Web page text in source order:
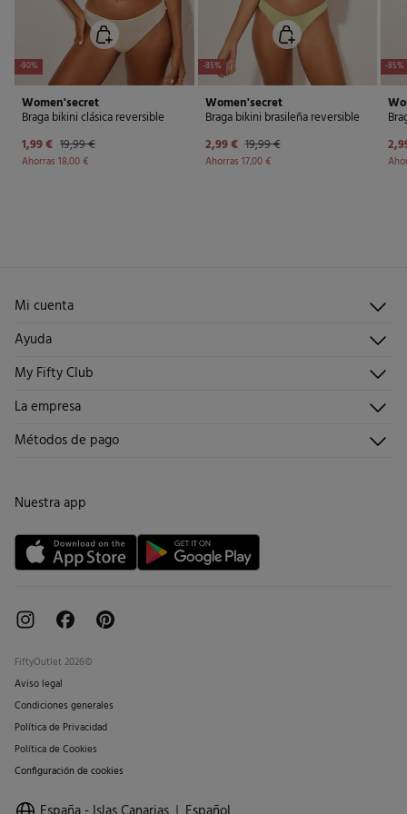
-90%
Women'secret
Braga bikini clásica reversible
1,99 € 19,99 €
Ahorras 18,00 €
-85%
Women'secret
Braga bikini brasileña reversible
2,99 € 19,99 €
Ahorras 17,00 €
-85%
Mi cuenta
Iniciar sesión
Registrarme
Direcciones de envío
Hazte socio
Ayuda
Atención al cliente
Envíanos un email
Preguntas frecuentes
Promociones vigentes
Condiciones tarjeta abono
Tarjeta regalo online
My Fifty Club
Descúbrelo
¡Únete!
La empresa
¿Quiénes somos?
Trabaja con nosotros
Métodos de pago
Nuestra app
FiftyOutlet 2026©
Aviso legal
Condiciones generales
Política de Privacidad
Política de Cookies
Configuración de cookies